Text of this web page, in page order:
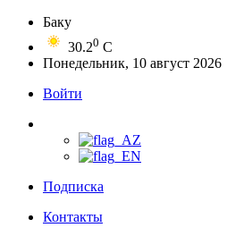
Баку
30.20 C
Понедельник, 10 август 2026
Войти
Подписка
Контакты